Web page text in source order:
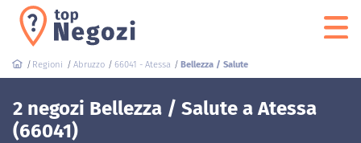
Regioni Abruzzo 66041 - Atessa Bellezza / Salute
2 negozi Bellezza / Salute a Atessa
(66041)